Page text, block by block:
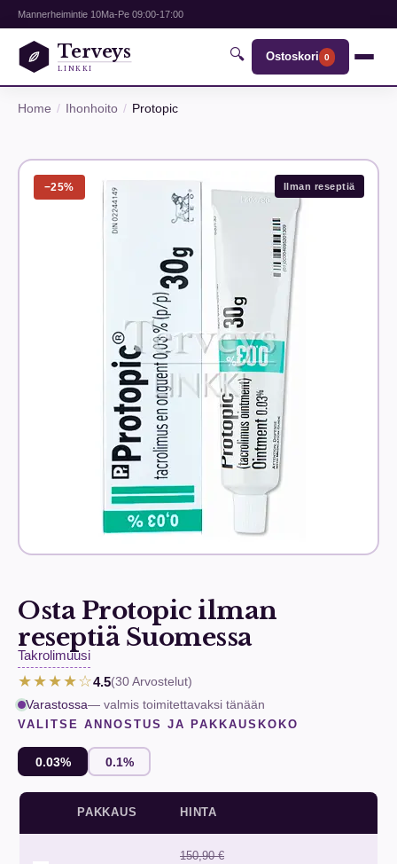
Mannerheimintie 10Ma-Pe 09:00-17:00
Terveys
LINKKI
🔍 Ostoskori 0
Home Ihonhoito Protopic
−25% Ilman reseptiä
Osta Protopic ilman
reseptiä Suomessa
Takrolimuusi
★★★★☆4.5(30Arvostelut)
Varastossa— valmis toimitettavaksi tänään
VALITSE ANNOSTUS JA PAKKAUSKOKO
0.03% 0.1%
PAKKAUS HINTA
150,90 €